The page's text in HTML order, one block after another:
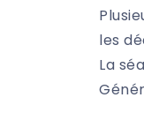
les
La